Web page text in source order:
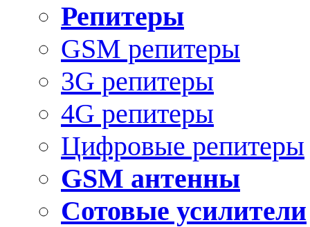
Репитеры
GSM репитеры
3G репитеры
4G репитеры
Цифровые репитеры
GSM антенны
Сотовые усилители